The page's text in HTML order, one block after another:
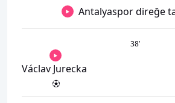
Antalyaspor direğe
38’
Václav Jurecka